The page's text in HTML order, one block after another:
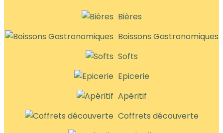
Bières
Boissons Gastronomiques
Softs
Epicerie
Apéritif
Coffrets découverte